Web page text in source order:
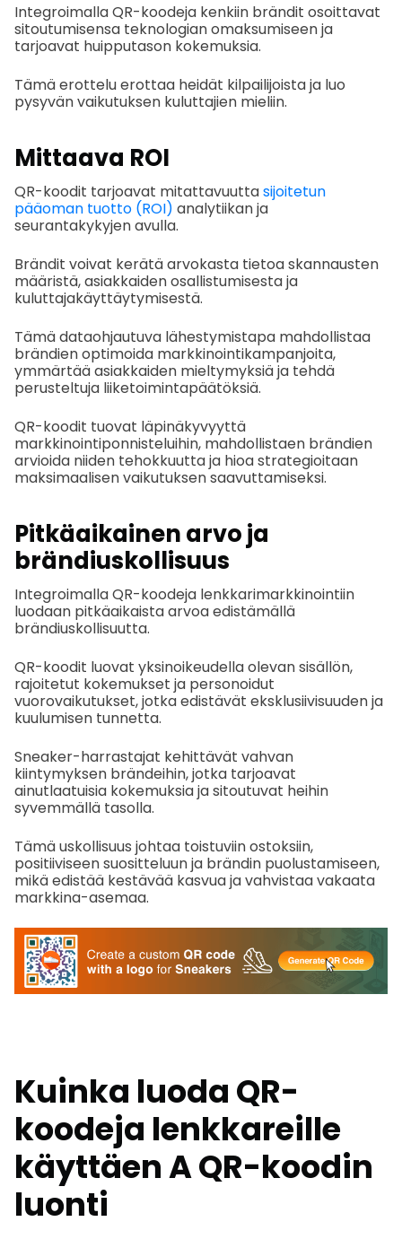
Integroimalla QR-koodeja kenkiin brändit osoittavat
sitoutumisensa teknologian omaksumiseen ja
tarjoavat huipputason kokemuksia.
Tämä erottelu erottaa heidät kilpailijoista ja luo
pysyvän vaikutuksen kuluttajien mieliin.
Mittaava ROI
QR-koodit tarjoavat mitattavuuttasijoitetun
pääoman tuotto (ROI) analytiikan ja
seurantakykyjen avulla.
Brändit voivat kerätä arvokasta tietoa skannausten
määristä, asiakkaiden osallistumisesta ja
kuluttajakäyttäytymisestä.
Tämä dataohjautuva lähestymistapa mahdollistaa
brändien optimoida markkinointikampanjoita,
ymmärtää asiakkaiden mieltymyksiä ja tehdä
perusteltuja liiketoimintapäätöksiä.
QR-koodit tuovat läpinäkyvyyttä
markkinointiponnisteluihin, mahdollistaen brändien
arvioida niiden tehokkuutta ja hioa strategioitaan
maksimaalisen vaikutuksen saavuttamiseksi.
Pitkäaikainen arvo ja
brändiuskollisuus
Integroimalla QR-koodeja lenkkarimarkkinointiin
luodaan pitkäaikaista arvoa edistämällä
brändiuskollisuutta.
QR-koodit luovat yksinoikeudella olevan sisällön,
rajoitetut kokemukset ja personoidut
vuorovaikutukset, jotka edistävät eksklusiivisuuden ja
kuulumisen tunnetta.
Sneaker-harrastajat kehittävät vahvan
kiintymyksen brändeihin, jotka tarjoavat
ainutlaatuisia kokemuksia ja sitoutuvat heihin
syvemmällä tasolla.
Tämä uskollisuus johtaa toistuviin ostoksiin,
positiiviseen suositteluun ja brändin puolustamiseen,
mikä edistää kestävää kasvua ja vahvistaa vakaata
markkina-asemaa.
Kuinka luoda QR-
koodeja lenkkareille
käyttäen AQR-koodin
luonti